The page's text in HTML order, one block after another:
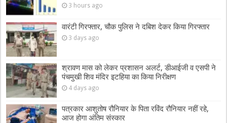
3 hours ago
वारंटी गिरफ्तार, चौक पुलिस ने दबिश देकर किया गिरफ्तार
3 days ago
श्रावण मास को लेकर प्रशासन अलर्ट, डीआईजी व एसपी ने
पंचमुखी शिव मंदिर इटहिया का किया निरीक्षण
4 days ago
पत्रकार आशुतोष रौनियार के पिता रविंद रौनियार नहीं रहे,
आज होगा अंतिम संस्कार